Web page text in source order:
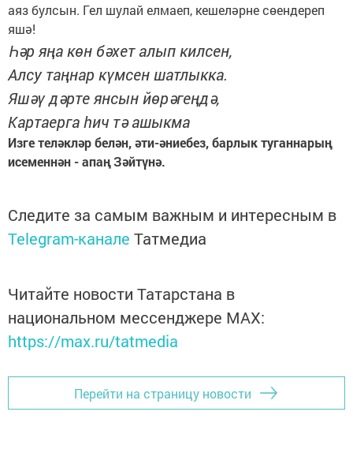
аяз булсын. Гел шулай елмаеп, кешеләрне сөендереп
яшә!
Һәр яңа көн бәхет алып килсен,
Алсу таңнар күмсен шатлыкка.
Яшәү дәрте янсын йөрәгеңдә,
Картаерга һич тә ашыкма
Изге теләкләр белән, әти-әниебез, барлык туганнарың
исеменнән - апаң Зәйтүнә.
Следите за самым важным и интересным в
Telegram-канале Татмедиа
Читайте новости Татарстана в
национальном мессенджере MАХ:
https://max.ru/tatmedia
Перейти на страницу новости